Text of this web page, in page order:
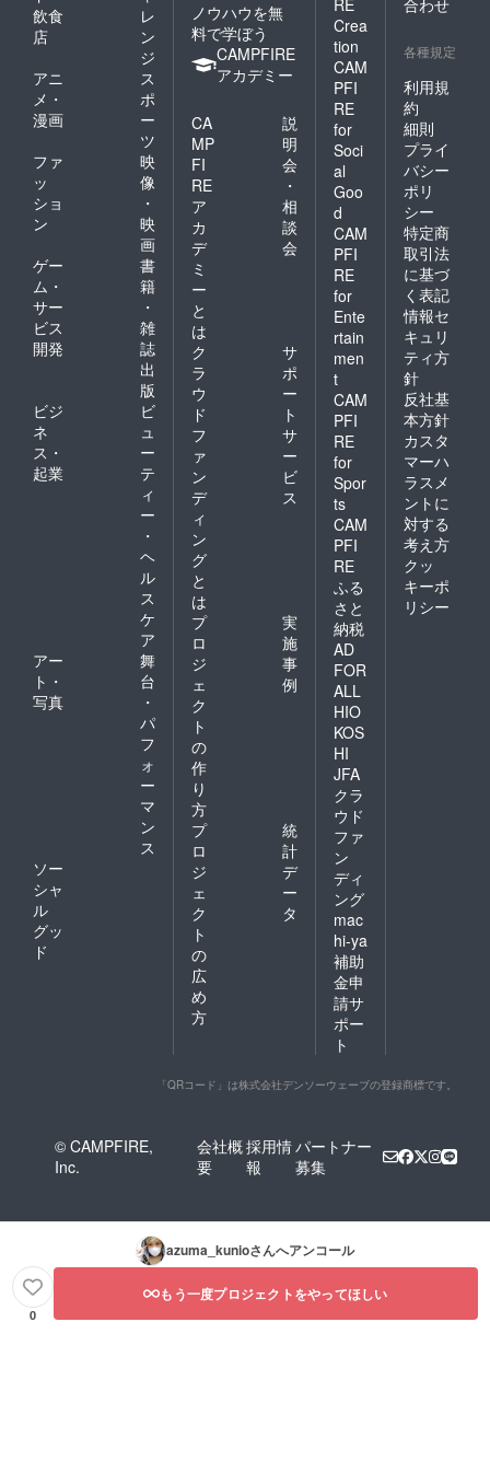
飲食
店
レ
ン
ジ
アニ
メ・
漫画
ス
ポ
ー
ツ
ファ
ッ
ショ
ン
映
像
・
映
画
ゲー
ム・
サー
ビス
開発
書
籍
・
雑
誌
出
版
ビジ
ネ
ス・
起業
ビ
ュ
ー
テ
ィ
ー
・
ヘ
ル
ス
ケ
ア
アー
ト・
写真
舞
台
・
パ
フ
ォ
ー
マ
ン
ス
ソー
シャ
ル
グッ
ド
ノウハウを無
料で学ぼう
CAMPFIRE
アカデミー
CA
MP
FI
RE
ア
カ
デ
ミ
ー
と
は
説
明
会
・
相
談
会
ク
ラ
ウ
ド
フ
ァ
ン
デ
ィ
ン
グ
と
は
サ
ポ
ー
ト
サ
ー
ビ
ス
プ
ロ
ジ
ェ
ク
ト
の
作
り
方
実
施
事
例
プ
ロ
ジ
ェ
ク
ト
の
広
め
方
統
計
デ
ー
タ
Crea
tion
CAM
PFI
RE
for
Soci
al
Goo
d
CAM
PFI
RE
for
Ente
rtain
men
t
CAM
PFI
RE
for
Spor
ts
CAM
PFI
RE
ふる
さと
納税
AD
FOR
ALL
HIO
KOS
HI
JFA
クラ
ウド
ファ
ン
ディ
ング
mac
hi-ya
補助
金申
請サ
ポー
ト
各種規定
利用規
約
細則
プライ
バシー
ポリ
シー
特定商
取引法
に基づ
く表記
情報セ
キュリ
ティ方
針
反社基
本方針
カスタ
マーハ
ラスメ
ントに
対する
考え方
クッ
キーポ
リシー
「QRコード」は株式会社デンソーウェーブの登録商標です。
© CAMPFIRE,
Inc.
会社概
要
採用情
報
パートナー
募集
azuma_kunioさんへアンコール
0
もう一度プロジェクトをやってほしい